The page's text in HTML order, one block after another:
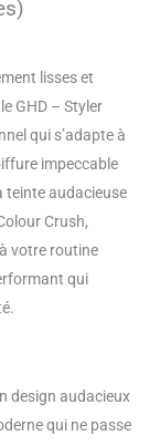
lisses et
GHD – Styler
qui s’adapte à
impeccable
teinte audacieuse
Crush,
votre routine
qui
design audacieux
qui ne passe